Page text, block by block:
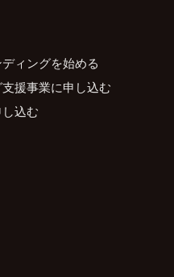
ィングを始める
援事業に申し込む
込む